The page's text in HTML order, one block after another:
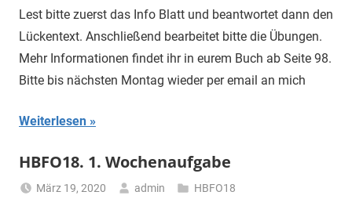
Lest bitte zuerst das Info Blatt und beantwortet dann den
Lückentext. Anschließend bearbeitet bitte die Übungen.
Mehr Informationen findet ihr in eurem Buch ab Seite 98.
Bitte bis nächsten Montag wieder per email an mich
Weiterlesen
HBFO18. 1. Wochenaufgabe
März 19, 2020 admin HBFO18